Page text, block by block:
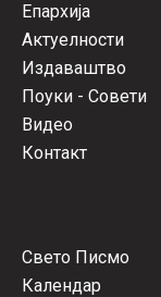
Епархија
Актуелности
Издаваштво
Поуки - Совети
Видео
Контакт
Свето Писмо
Календар